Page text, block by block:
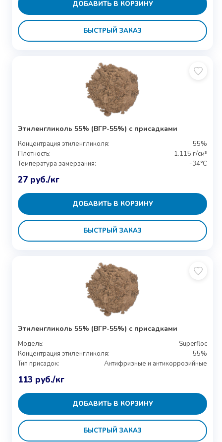
ДОБАВИТЬ В КОРЗИНУ
БЫСТРЫЙ ЗАКАЗ
Этиленгликоль 55% (ВГР-55%) с присадками
Концентрация этиленгликоля:
55%
Плотность:
1.115 г/см³
Температура замерзания:
-34°C
27 руб./кг
ДОБАВИТЬ В КОРЗИНУ
БЫСТРЫЙ ЗАКАЗ
Этиленгликоль 55% (ВГР-55%) с присадками
Модель:
Superfloc
Концентрация этиленгликоля:
55%
Тип присадок:
Антифризные и антикоррозийные
113 руб./кг
ДОБАВИТЬ В КОРЗИНУ
БЫСТРЫЙ ЗАКАЗ